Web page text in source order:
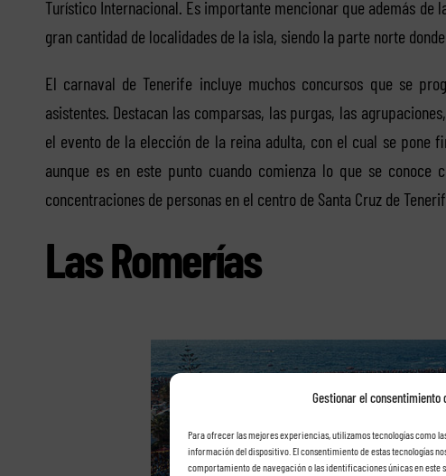
Gestionar el consentimiento
Para ofrecer las mejores experiencias, utilizamos tecnologías como
información del dispositivo. El consentimiento de estas tecnologías
comportamiento de navegación o las identificaciones únicas en
Turístico Internacional. Es importante mencionar que además de
gran cantidad de localidades de la isla, siendo la parte norte
El carnaval de Tenerife incluye muchos concursos que se
asistentes. Destacan las comparsas, las purgas, las
el evento de la elección de la reina adulta, con el cual se pone
aunque es en este punto cuando comienza lo que se
concentraciones de personas en el centro de Santa Cruz de
Las Romerías